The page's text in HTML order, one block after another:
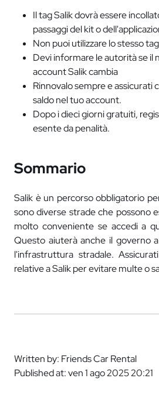
Il tag Salik dovrà essere
passaggi del kit o
Non puoi utilizzare lo stesso
Devi informare le autorità se il
account Salik cambia
Rinnovalo sempre e assicurati
saldo nel tuo account.
Dopo i dieci giorni gratuiti,
esente da penalità.
Sommario
Salik è un percorso obbligatorio
sono diverse strade che possono
molto conveniente se accedi a
Questo aiuterà anche il governo
l'infrastruttura stradale.
relative a Salik per evitare multe o
Written by: Friends Car Rental
Published at: ven 1 ago 2025 20:21